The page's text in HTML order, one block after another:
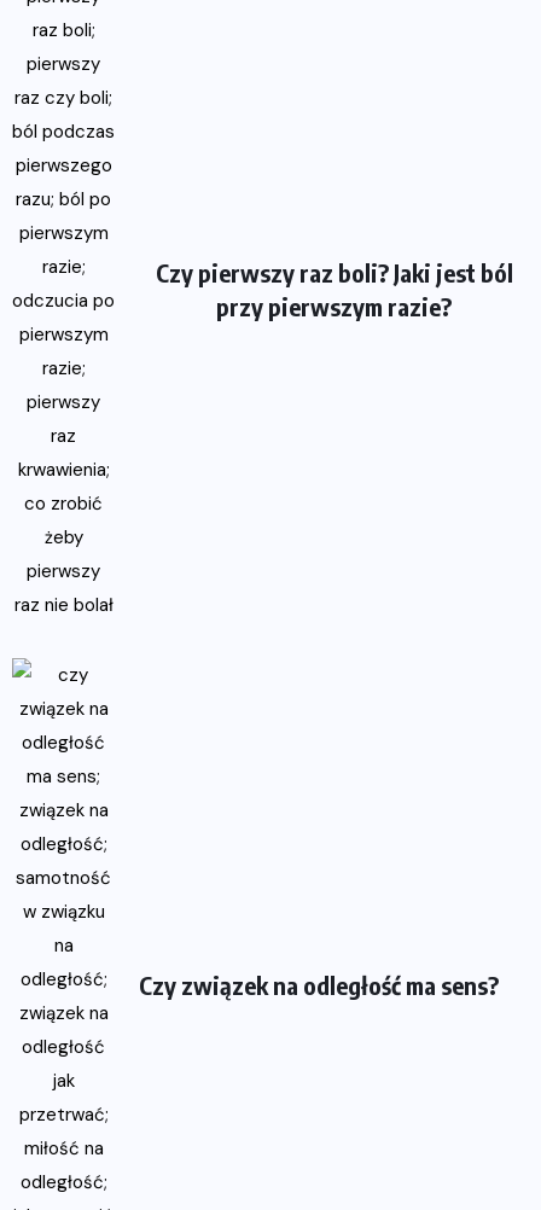
Czy pierwszy raz boli? Jaki jest ból
przy pierwszym razie?
Czy związek na odległość ma sens?